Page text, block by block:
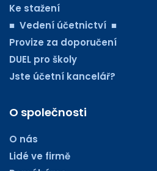
Ke stažení
■ Vedení účetnictví ■
Provize za doporučení
DUEL pro školy
Jste účetní kancelář?
O společnosti
O nás
Lidé ve firmě